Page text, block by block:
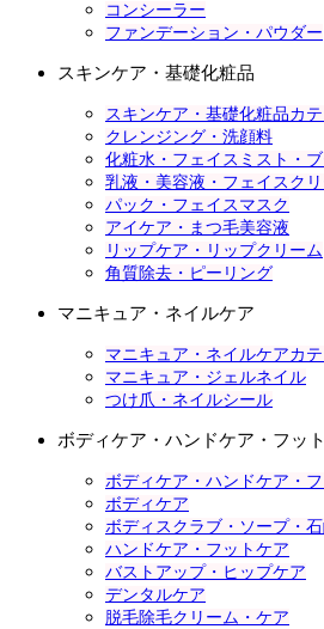
コンシーラー
ファンデーション・パウダー
スキンケア・基礎化粧品
スキンケア・基礎化粧品カ
クレンジング・洗顔料
化粧水・フェイスミスト・
乳液・美容液・フェイスク
パック・フェイスマスク
アイケア・まつ毛美容液
リップケア・リップクリーム
角質除去・ピーリング
マニキュア・ネイルケア
マニキュア・ネイルケアカ
マニキュア・ジェルネイル
つけ爪・ネイルシール
ボディケア・ハンドケア・フッ
ボディケア・ハンドケア・
ボディケア
ボディスクラブ・ソープ・
ハンドケア・フットケア
バストアップ・ヒップケア
デンタルケア
脱毛除毛クリーム・ケア